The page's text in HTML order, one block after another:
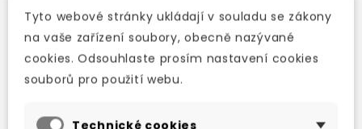
Popis
Detaily produktu
mistaken identity was a great hit when it first
Tyto webové stránky ukládají v souladu se zákony
na vaše zařízení soubory, obecně nazývané
cookies. Odsouhlaste prosím nastavení cookies
souborů pro použití webu.
Technické cookies